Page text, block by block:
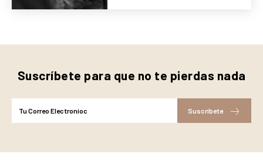
Suscríbete para que no te pierdas nada
Suscríbete